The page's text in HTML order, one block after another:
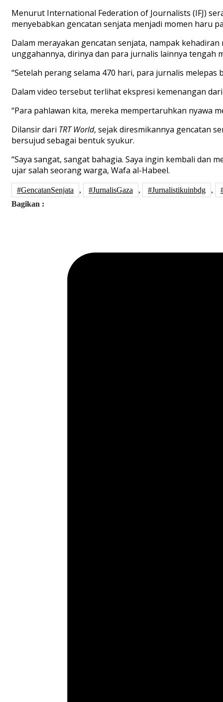
Menurut International Federation of Journalists (IFJ)
menyebabkan gencatan senjata menjadi momen haru
Dalam merayakan gencatan senjata, nampak
unggahannya, dirinya dan para jurnalis lainnya tengah
“Setelah perang selama 470 hari, para jurnalis
Dalam video tersebut terlihat ekspresi kemenangan
“Para pahlawan kita, mereka mempertaruhkan nyawa
Dilansir dari TRT World, sejak diresmikannya gencatan
bersujud sebagai bentuk syukur.
“Saya sangat, sangat bahagia. Saya ingin kembali dan
ujar salah seorang warga, Wafa al-Habeel.
#GencatanSenjata , #JurnalisGaza , #Jurnalistikuinbdg ,
Bagikan :